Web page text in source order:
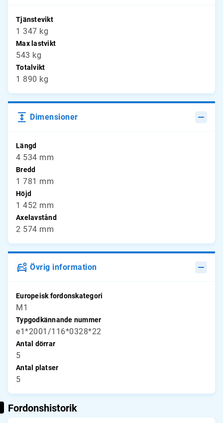
Tjänstevikt
1 347 kg
Max lastvikt
543 kg
Totalvikt
1 890 kg
Dimensioner
Längd
4 534 mm
Bredd
1 781 mm
Höjd
1 452 mm
Axelavstånd
2 574 mm
Övrig information
Europeisk fordonskategori
M1
Typgodkännande nummer
e1*2001/116*0328*22
Antal dörrar
5
Antal platser
5
Fordonshistorik